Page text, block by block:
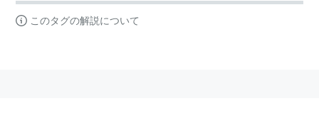
このタグの解説について